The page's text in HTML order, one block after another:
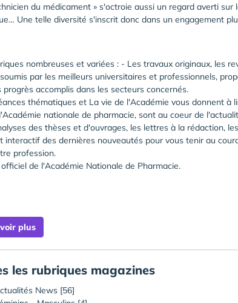
du médicament » s'octroie aussi un regard averti
Une telle diversité s'inscrit donc dans un engagement
nombreuses et variées : - Les travaux originaux, les
par les meilleurs universitaires et professionnels,
progrès accomplis dans les secteurs concernés.
thématiques et La vie de l'Académie vous donnent à
nationale de pharmacie, sont au coeur de
des thèses et d'ouvrages, les lettres à la rédaction,
interactif des dernières nouveautés pour vous tenir au
profession.
de l'Académie Nationale de Pharmacie.
plus
les rubriques magazines
News [56]